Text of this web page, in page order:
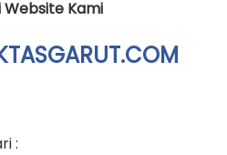
Website Kami
: